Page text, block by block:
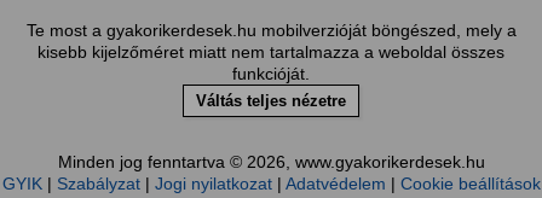
Te most a gyakorikerdesek.hu mobilverzióját böngészed, mely a
kisebb kijelzőméret miatt nem tartalmazza a weboldal összes
funkcióját.
Váltás teljes nézetre
Minden jog fenntartva © 2026, www.gyakorikerdesek.hu
GYIK| Szabályzat| Jogi nyilatkozat| Adatvédelem | Cookie beállítások